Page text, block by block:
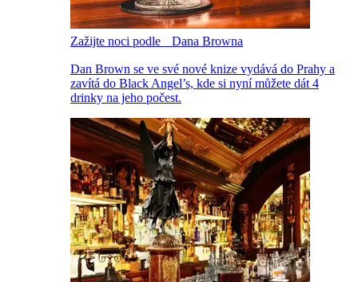
Zažijte noci podle Dana Browna
Dan Brown se ve své nové knize vydává do Prahy a
zavítá do Black Angel’s, kde si nyní můžete dát 4
drinky na jeho počest.